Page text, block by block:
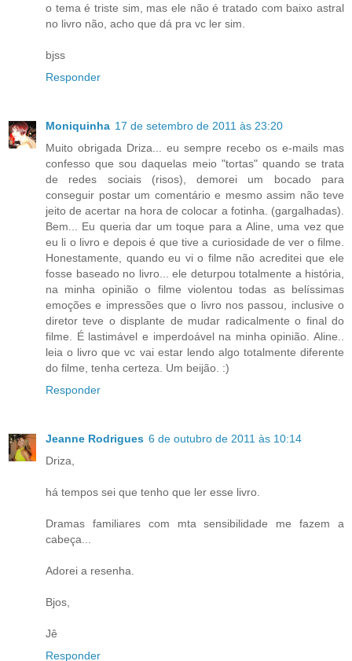
o tema é triste sim, mas ele não é tratado com baixo astral
no livro não, acho que dá pra vc ler sim.
bjss
Responder
Moniquinha 17 de setembro de 2011 às 23:20
Muito obrigada Driza... eu sempre recebo os e-mails mas
confesso que sou daquelas meio "tortas" quando se trata
de redes sociais (risos), demorei um bocado para
conseguir postar um comentário e mesmo assim não teve
jeito de acertar na hora de colocar a fotinha. (gargalhadas).
Bem... Eu queria dar um toque para a Aline, uma vez que
eu li o livro e depois é que tive a curiosidade de ver o filme.
Honestamente, quando eu vi o filme não acreditei que ele
fosse baseado no livro... ele deturpou totalmente a história,
na minha opinião o filme violentou todas as belíssimas
emoções e impressões que o livro nos passou, inclusive o
diretor teve o displante de mudar radicalmente o final do
filme. É lastimável e imperdoável na minha opinião. Aline..
leia o livro que vc vai estar lendo algo totalmente diferente
do filme, tenha certeza. Um beijão. :)
Responder
Jeanne Rodrigues 6 de outubro de 2011 às 10:14
Driza,
há tempos sei que tenho que ler esse livro.
Dramas familiares com mta sensibilidade me fazem a
cabeça...
Adorei a resenha.
Bjos,
Jê
Responder